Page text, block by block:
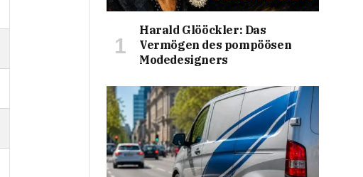
Harald Glööckler: Das
Vermögen des pompöösen
Modedesigners